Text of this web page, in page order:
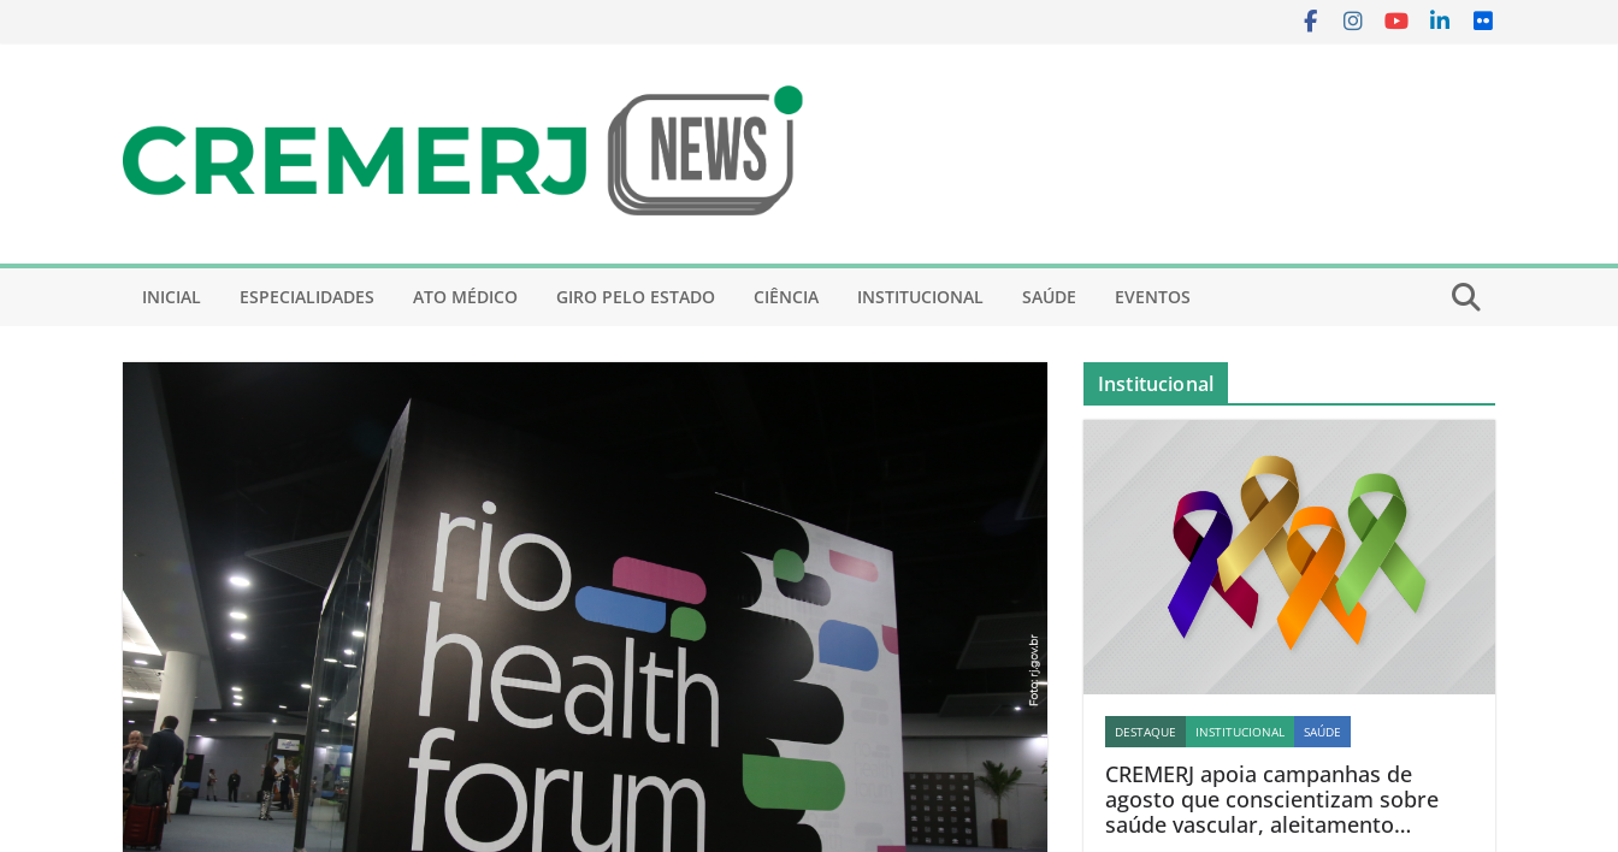
INICIAL ESPECIALIDADES ATO MÉDICO GIRO PELO ESTADO CIÊNCIA INSTITUCIONAL SAÚDE EVENTOS
Institucional
DESTAQUE INSTITUCIONAL SAÚDE
CREMERJ apoia campanhas de
agosto que conscientizam sobre
saúde vascular, aleitamento